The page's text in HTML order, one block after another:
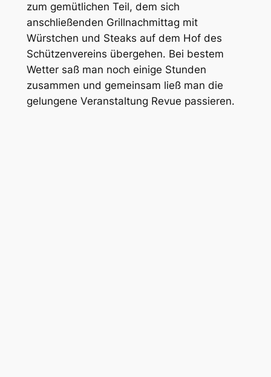
zum gemütlichen Teil, dem sich
anschließenden Grillnachmittag mit
Würstchen und Steaks auf dem Hof des
Schützenvereins übergehen. Bei bestem
Wetter saß man noch einige Stunden
zusammen und gemeinsam ließ man die
gelungene Veranstaltung Revue passieren.